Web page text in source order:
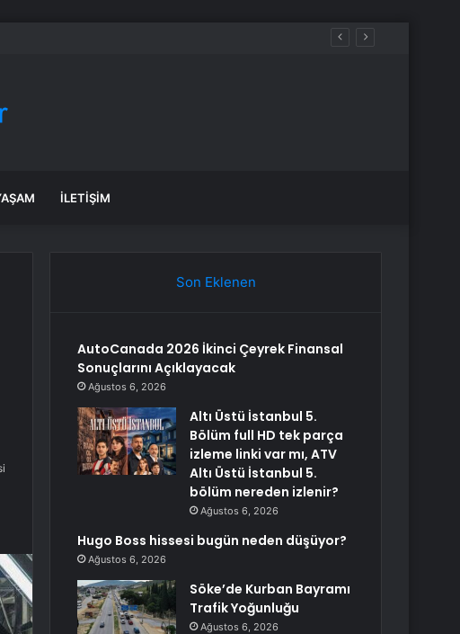
Üstü İstanbul 5. bölüm nereden izlenir?
İLETIŞIM
Son Eklenen
AutoCanada 2026 İkinci Çeyrek Finansal
Sonuçlarını Açıklayacak
Ağustos 6, 2026
Altı Üstü İstanbul 5.
Bölüm full HD tek parça
izleme linki var mı, ATV
Altı Üstü İstanbul 5.
bölüm nereden izlenir?
Ağustos 6, 2026
Hugo Boss hissesi bugün neden düşüyor?
Ağustos 6, 2026
Söke’de Kurban Bayramı
Trafik Yoğunluğu
Ağustos 6, 2026